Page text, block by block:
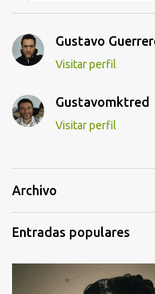
Gustavo
Visitar perfil
Gustavomktred
Visitar perfil
Archivo
Entradas populares